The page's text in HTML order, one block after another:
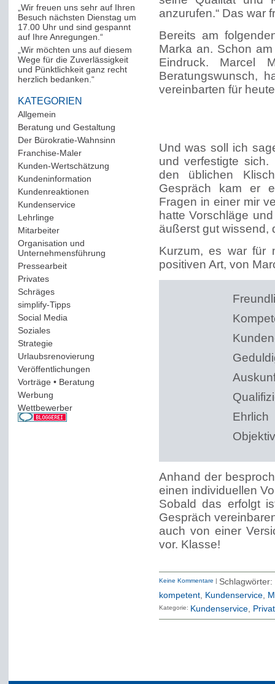
„Wir freuen uns sehr auf Ihren
Besuch nächsten Dienstag um
17.00 Uhr und sind gespannt
auf Ihre Anregungen.“
„Wir möchten uns auf diesem
Wege für die Zuverlässigkeit
und Pünktlichkeit ganz recht
herzlich bedanken.“
KATEGORIEN
Allgemein
Beratung und Gestaltung
Der Bürokratie-Wahnsinn
Franchise-Maler(42)
Kunden-Wertschätzung
Kundeninformation
Kundenreaktionen
Kundenservice(178)
Lehrlinge(54)
Mitarbeiter(163)
Organisation und
Unternehmensführung
Pressearbeit(12)
Privates(193)
Schräges(161)
simplify-Tipps(123)
Social Media
Soziales(37)
Strategie(220)
Urlaubsrenovierung
Veröffentlichungen
Vorträge • Beratung
Werbung
Wettbewerber(61)
anzurufen.“ Das war
Bereits am
Marka an. Schon
Eindruck. Marcel
Beratungswunsch,
vereinbarten für
Und was soll ich
und verfestigte
den üblichen
Gespräch kam er
Fragen in einer mir
hatte Vorschläge
äußerst gut wissend,
Kurzum, es war für
positiven Art, von
Ehrlich
Objektiv
Anhand der
einen individuellen
Sobald das erfolgt
Gespräch
auch von einer
vor. Klasse!
Keine Kommentare |
kompetent, Kundenservice,
Kategorie: Kundenservice